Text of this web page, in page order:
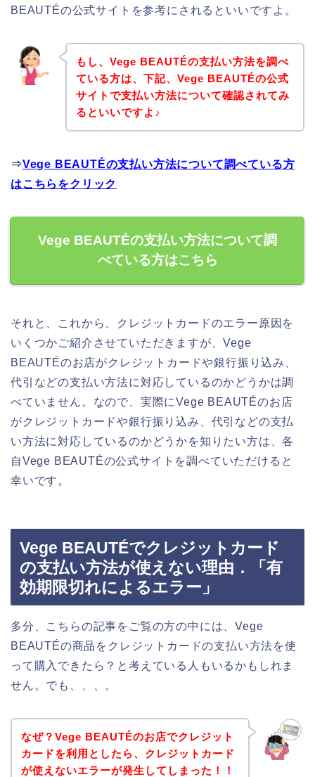
BEAUTÉの公式サイトを参考にされるといいですよ。
もし、Vege BEAUTÉの支払い方法を調べ
ている方は、下記、Vege BEAUTÉの公式
サイトで支払い方法について確認されてみ
るといいですよ♪
⇒Vege BEAUTÉの支払い方法について調べている方
はこちらをクリック
Vege BEAUTÉの支払い方法について調
べている方はこちら
それと、これから、クレジットカードのエラー原因を
いくつかご紹介させていただきますが、Vege
BEAUTÉのお店がクレジットカードや銀行振り込み、
代引などの支払い方法に対応しているのかどうかは調
べていません。なので、実際にVege BEAUTÉのお店
がクレジットカードや銀行振り込み、代引などの支払
い方法に対応しているのかどうかを知りたい方は、各
自Vege BEAUTÉの公式サイトを調べていただけると
幸いです。
Vege BEAUTÉでクレジットカード
の支払い方法が使えない理由．「有
効期限切れによるエラー」
多分、こちらの記事をご覧の方の中には、Vege
BEAUTÉの商品をクレジットカードの支払い方法を使
って購入できたら？と考えている人もいるかもしれま
せん。でも、、、。
なぜ？Vege BEAUTÉのお店でクレジット
カードを利用としたら、クレジットカード
が使えないエラーが発生してしまった！！